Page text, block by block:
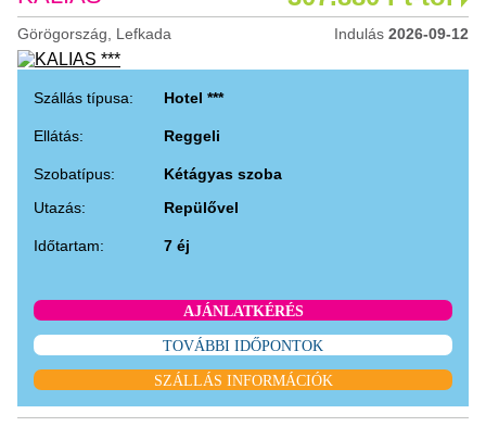
Görögország, Lefkada Indulás 2026-09-12
Szállás típusa: Hotel ***
Ellátás: Reggeli
Szobatípus:
Kétágyas szoba
Utazás:
Repülővel
Időtartam: 7 éj
AJÁNLATKÉRÉS
TOVÁBBI IDŐPONTOK
SZÁLLÁS INFORMÁCIÓK